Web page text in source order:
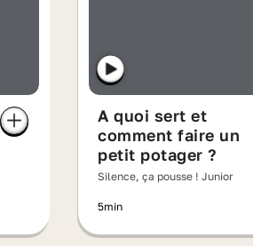
A quoi sert et
comment faire un
petit potager ?
Silence, ça pousse ! Junior
5min